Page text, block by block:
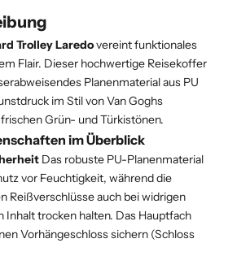
Trolley Laredovereint funktionales
Flair. Dieser hochwertige Reisekoffer
Planenmaterial aus PU
im Stil von Van Goghs
Grün- und Türkistönen.
im Überblick
Das robuste PU-Planenmaterial
vor Feuchtigkeit, während die
Reißverschlüsse auch bei widrigen
trocken halten. Das Hauptfach
Vorhängeschloss sichern (Schloss